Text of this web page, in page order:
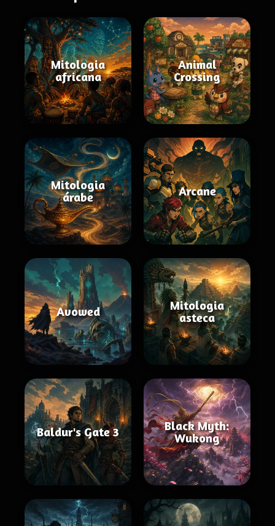
Mitologia
africana
Animal
Crossing
Mitologia
árabe
Arcane
Avowed
Mitologia
asteca
Baldur's Gate 3
Black Myth:
Wukong